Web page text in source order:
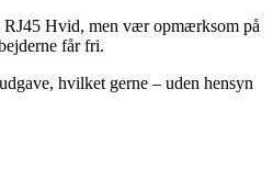
Hvid, men vær opmærksom på
får fri.
hvilket gerne – uden hensyn